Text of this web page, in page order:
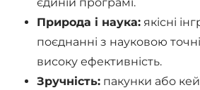
Природа і наука: якісні
поєднанні з науковою
високу ефективність.
Зручність: пакунки або